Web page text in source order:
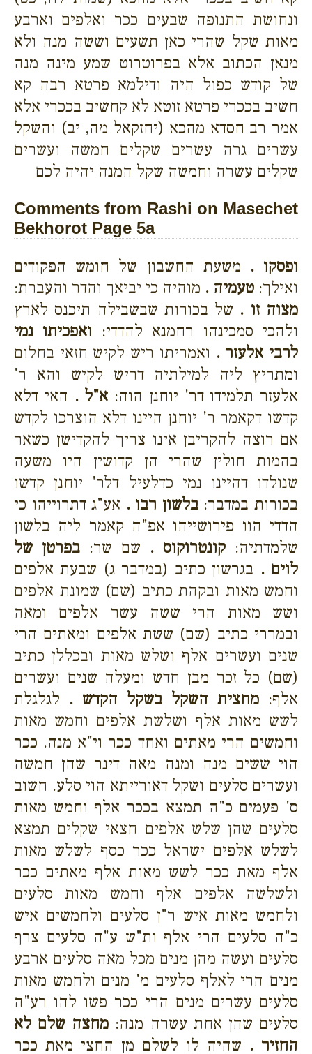
ונחושת התנופה שבעים ככר ואלפים וארבע
מאות שקל שהרי כאן תשעים וששה מנה ולא
מנאן הכתוב אלא בפרוטרוט שמע מינה מנה
של קודש כפול היה ודילמא פרטא רבה קא
חשיב בככרי פרטא זוטא לא קחשיב בככרי אלא
אמר רב חסדא מהכא (יחזקאל מה, יב) והשקל
עשרים גרה עשרים שקלים חמשה ועשרים
שקלים עשרה וחמשה שקל המנה יהיה לכם
Comments from Rashi on Masechet
Bekhorot Page 5a
ופסקו . משעת החשבון של חומש הפקודים
ואילך: טעמיה . מוהיה כי יביאך והדר והעברת:
מצוה זו . של בכורות שבשבילה תיכנס לארץ
ולהכי סמכינהו רחמנא להדדי: ואפכיתו נמי
לרבי אלעזר . ואמריתו ריש לקיש חזאי בחלום
ומתריץ ליה למילתיה דריש לקיש והא ר'
אלעזר תלמידו דר' יוחנן הוה: א"ל . האי דלא
קדשו דקאמר ר' יוחנן היינו דלא הוצרכו לקדש
אם רוצה להקריבן אינו צריך להקדישן כשאר
בהמות חולין שהרי הן קדושין היו משעה
שנולדו דהיינו נמי כדלעיל דלר' יוחנן קדשו
בכורות במדבר:בלשון רבו . אע"ג דתרוייהו כי
הדדי הוו פירושייהו אפ"ה קאמר ליה בלשון
שלמדתיה: קונטרוקוס . שם שר: בפרטן של
לוים . בגרשון כתיב (במדבר ג) שבעת אלפים
וחמש מאות ובקהת כתיב (שם) שמונת אלפים
ושש מאות הרי ששה עשר אלפים ומאה
ובמררי כתיב (שם) ששת אלפים ומאתים הרי
שנים ועשרים אלף ושלש מאות ובכללן כתיב
(שם) כל זכר מבן חדש ומעלה שנים ועשרים
אלף: מחצית השקל בשקל הקדש . לגלגלת
לשש מאות אלף ושלשת אלפים וחמש מאות
וחמשים הרי מאתים ואחד ככר וי"א מנה. ככר
הוי ששים מנה ומנה מאה דינר שהן חמשה
ועשרים סלעים ושקל דאורייתא הוי סלע. חשוב
ס' פעמים כ"ה תמצא בככר אלף וחמש מאות
סלעים שהן שלש אלפים חצאי שקלים תמצא
לשלש אלפים ישראל ככר כסף לשלש מאות
אלף מאת ככר לשש מאות אלף מאתים ככר
ולשלשה אלפים אלף וחמש מאות סלעים
ולחמש מאות איש ר"ן סלעים ולחמשים איש
כ"ה סלעים הרי אלף ות"ש ע"ה סלעים צרף
סלעים ועשה מהן מנים מכל מאה סלעים ארבע
מנים הרי לאלף סלעים מ' מנים ולחמש מאות
סלעים עשרים מנים הרי ככר פשו להו רע"ה
סלעים שהן אחת עשרה מנה: מחצה שלם לא
החזיר . שהיה לו לשלם מן החצי מאת ככר